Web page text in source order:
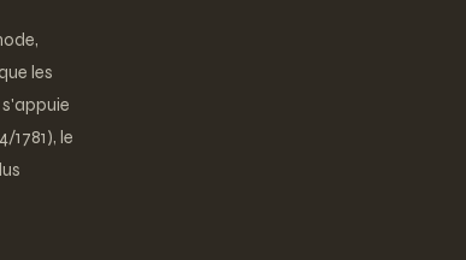
les
le